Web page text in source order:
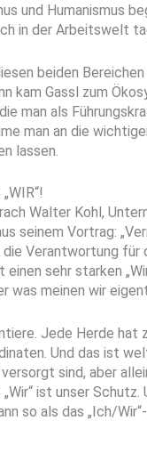
und Humanismus
in der Arbeitswelt
beiden
kam Gassl zum
man als
man an die
lassen.
Walter Kohl,
seinem Vortrag:
Verantwortung für
einen sehr starken
was meinen wir
Jede Herde hat
Und das ist
sind, aber
ist unser Schutz.
so als das „Ich/